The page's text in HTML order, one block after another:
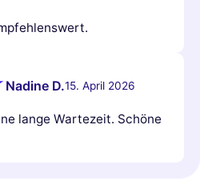
Nadine D.15. April 2026
lange Wartezeit. Schöne